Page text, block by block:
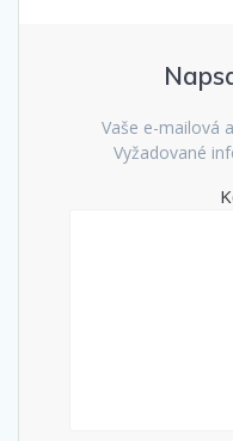
Vaše e-mailová
Vyžadované